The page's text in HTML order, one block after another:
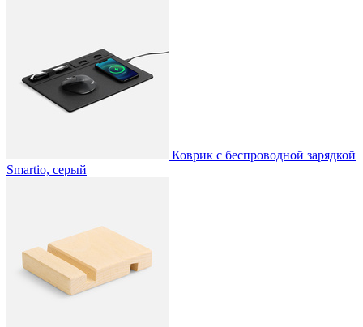
Коврик с беспроводной зарядкой
Smartio, серый